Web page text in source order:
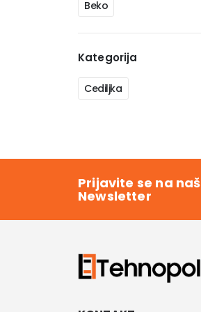
Beko
Kategorija
Cediljka
Prijavite se na naš
Newsletter